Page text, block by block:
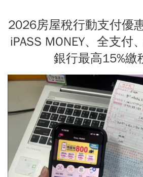
2026房屋稅行動支付優
iPASS MONEY、全支付
銀行最高15%繳